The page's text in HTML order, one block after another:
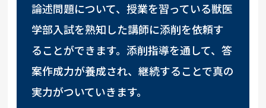
論述問題について、授業を習っている獣医
学部入試を熟知した講師に添削を依頼す
ることができます。添削指導を通して、答
案作成力が養成され、継続することで真の
実力がついていきます。